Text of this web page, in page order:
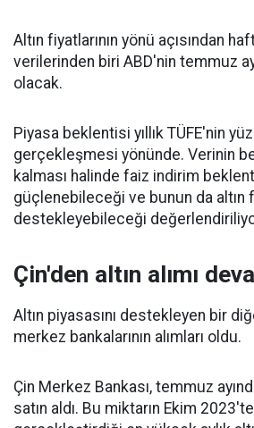
Altın fiyatlarının yönü açısından
verilerinden biri ABD'nin temmuz
olacak.
Piyasa beklentisi yıllık TÜFE'nin
gerçekleşmesi yönünde. Verinin
kalması halinde faiz indirim
güçlenebileceği ve bunun da altın
destekleyebileceği
Çin'den altın alımı
Altın piyasasını destekleyen bir
merkez bankalarının alımları oldu.
Çin Merkez Bankası, temmuz
satın aldı. Bu miktarın Ekim